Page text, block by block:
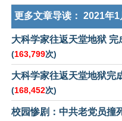
更多文章导读： 2021年1
大科学家往返天堂地狱 完
(163,799次)
大科学家往返天堂地狱完
(168,452次)
校园惨剧：中共老党员撞